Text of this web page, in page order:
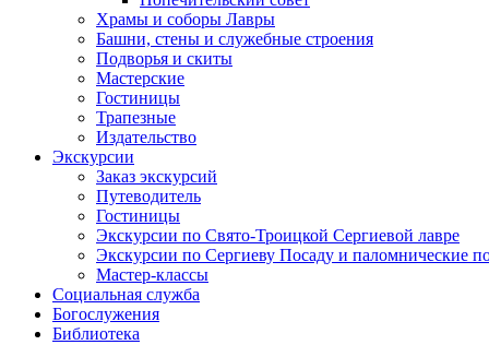
Храмы и соборы Лавры
Башни, стены и служебные строения
Подворья и скиты
Мастерские
Гостиницы
Трапезные
Издательство
Экскурсии
Заказ экскурсий
Путеводитель
Гостиницы
Экскурсии по Свято-Троицкой Сергиевой лавре
Экскурсии по Сергиеву Посаду и паломнические
Мастер-классы
Социальная служба
Богослужения
Библиотека